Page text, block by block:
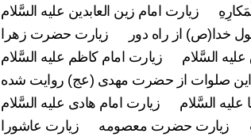
زیارت امام زین العابدین علیه السَّلام
خدا(ص) از راه دور
زیارت حضرت زهرا
السَّلام
زیارت امام کاظم علیه السَّلام
این صلوات از حضرت مهدی (عج) روایت شده
علیه السَّلام
زیارت امام هادی علیه السَّلام
زیارت حضرت معصومه
زیارت عاشورا